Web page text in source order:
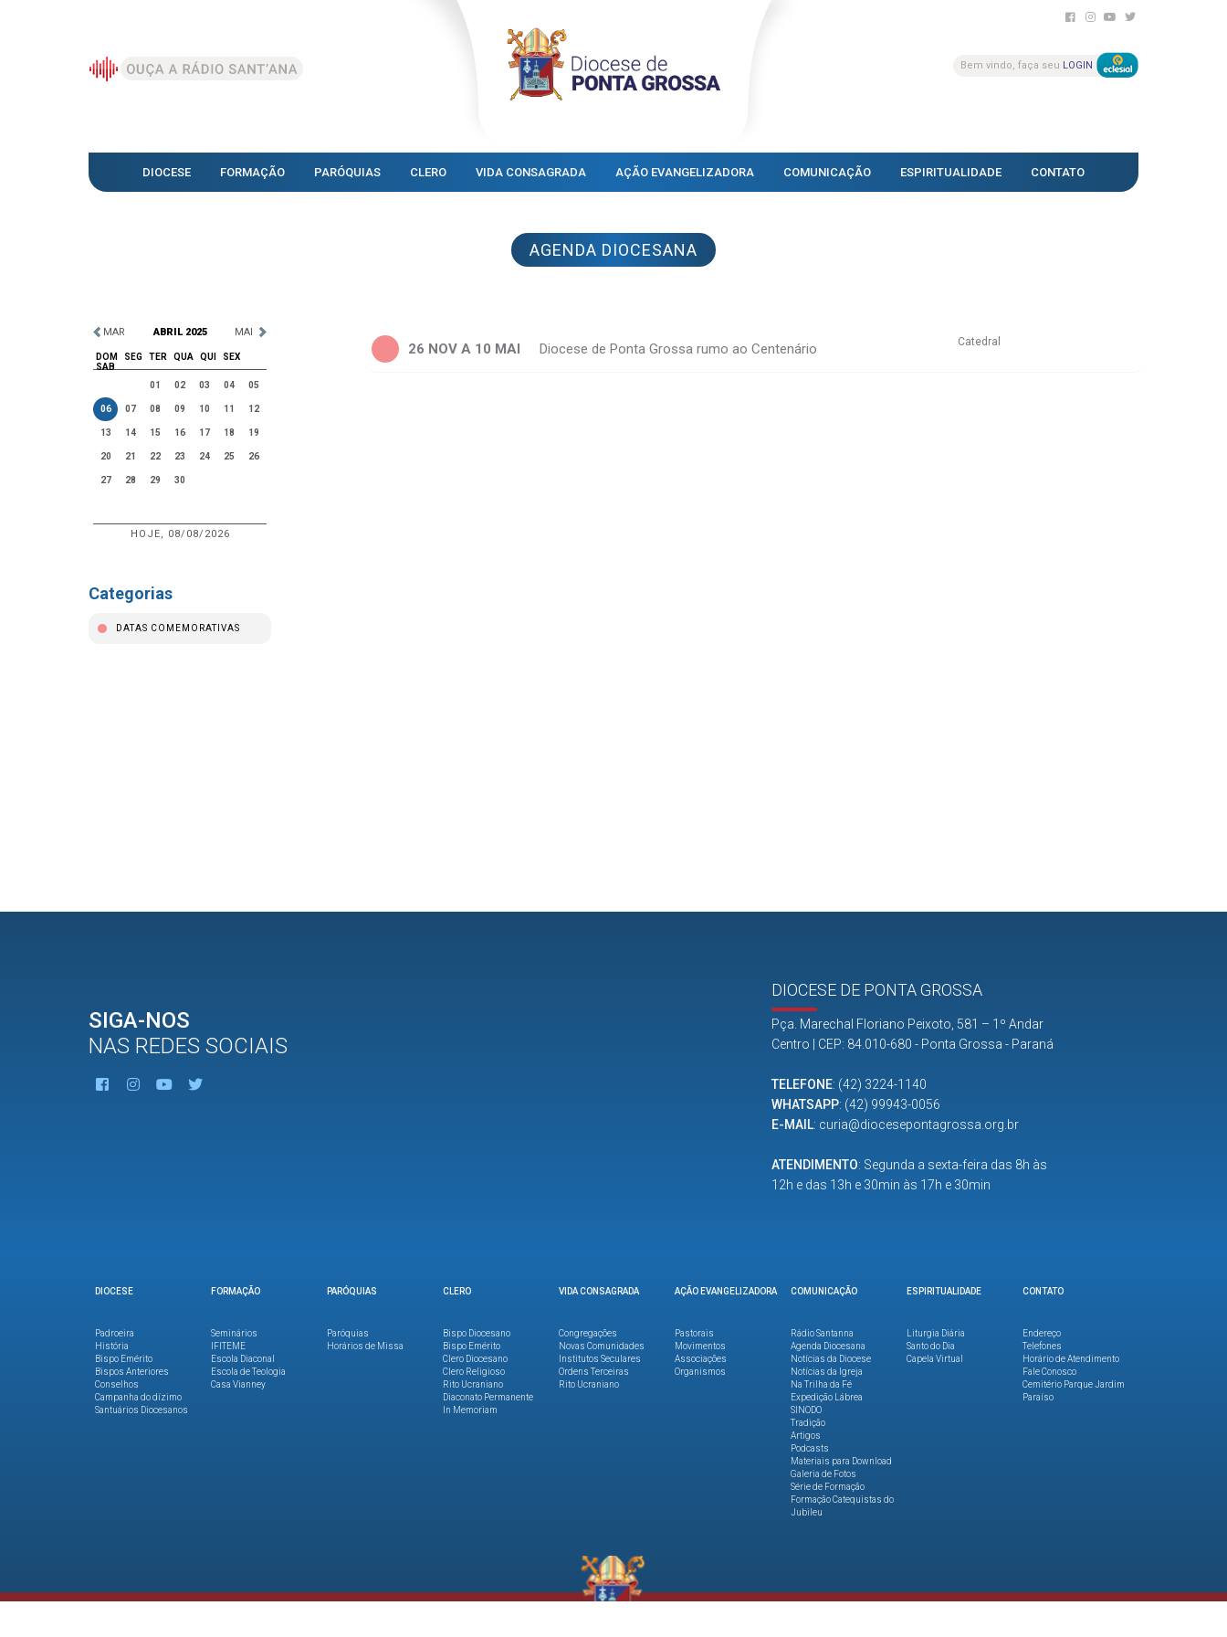
Bem vindo, faça seu LOGIN
DIOCESE FORMAÇÃO PARÓQUIAS CLERO VIDA CONSAGRADA AÇÃO EVANGELIZADORA COMUNICAÇÃO ESPIRITUALIDADE CONTATO
AGENDA DIOCESANA
MAR ABRIL 2025 MAI
DOM SEG TER QUA QUI
SEX
SAB
01
02 03 04 05
06 07 08 09 10 11 12
13 14 15 16 17 18 19
20 21 22 23 24 25 26
27 28 29 30
HOJE, 08/08/2026
Categorias
DATAS COMEMORATIVAS
26 NOV A 10 MAI Diocese de Ponta Grossa rumo ao Centenário Catedral
SIGA-NOS
NAS REDES SOCIAIS
DIOCESE DE PONTA GROSSA
Pça. Marechal Floriano Peixoto, 581 – 1º Andar
Centro | CEP: 84.010-680 - Ponta Grossa - Paraná
TELEFONE: (42) 3224-1140
WHATSAPP: (42) 99943-0056
E-MAIL: curia@diocesepontagrossa.org.br
ATENDIMENTO: Segunda a sexta-feira das 8h às
12h e das 13h e 30min às 17h e 30min
DIOCESE
Padroeira
História
Bispo Emérito
Bispos Anteriores
Conselhos
Campanha do dízimo
Santuários Diocesanos
FORMAÇÃO
Seminários
IFITEME
Escola Diaconal
Escola de Teologia
Casa Vianney
PARÓQUIAS
Paróquias
Horários de Missa
CLERO
Bispo Diocesano
Bispo Emérito
Clero Diocesano
Clero Religioso
Rito Ucraniano
Diaconato Permanente
In Memoriam
VIDA CONSAGRADA
Congregações
Novas Comunidades
Institutos Seculares
Ordens Terceiras
Rito Ucraniano
AÇÃO EVANGELIZADORA
Pastorais
Movimentos
Associações
Organismos
COMUNICAÇÃO
Rádio Santanna
Agenda Diocesana
Notícias da Diocese
Notícias da Igreja
Na Trilha da Fé
Expedição Lábrea
SINODO
Tradição
Artigos
Podcasts
Materiais para Download
Galeria de Fotos
Série de Formação
Formação Catequistas do
Jubileu
ESPIRITUALIDADE
Liturgia Diária
Santo do Dia
Capela Virtual
CONTATO
Endereço
Telefones
Horário de Atendimento
Fale Conosco
Cemitério Parque Jardim
Paraíso